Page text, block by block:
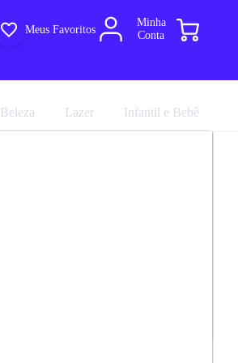
Meus Favoritos
Minha
Conta
Beleza Lazer Infantil e Bebê